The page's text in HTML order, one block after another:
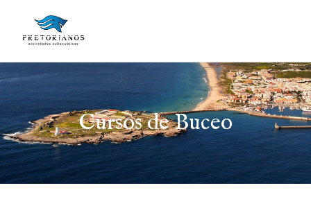
Cursos de Buceo